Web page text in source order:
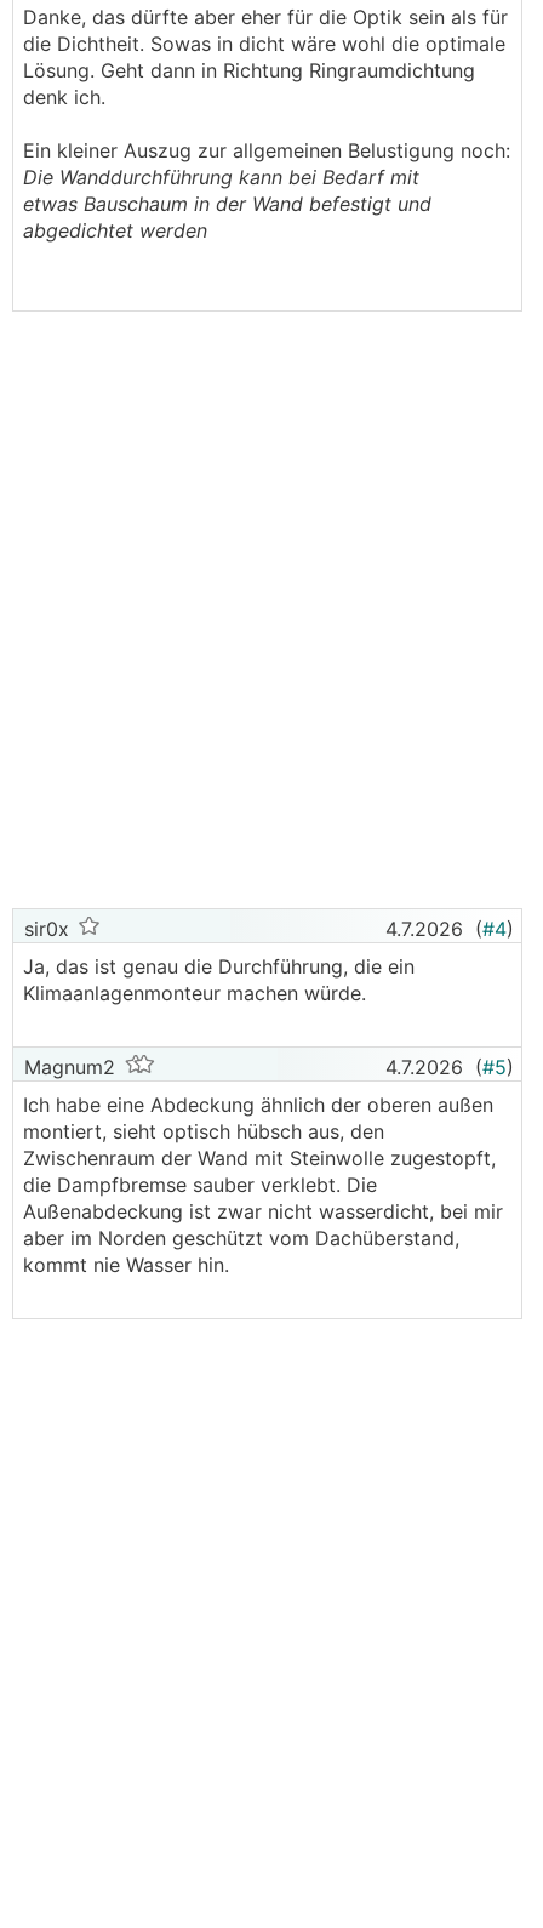
https://www.remko.de/index.php?eID=dumpFile&
t=f&f=726993&token=bc1bf5e1fa47d1cfdb54e29
d7aa7edb50c15f7a6
Danke, das dürfte aber eher für die Optik sein als für
die Dichtheit. Sowas in dicht wäre wohl die optimale
Lösung. Geht dann in Richtung Ringraumdichtung
denk ich.
Ein kleiner Auszug zur allgemeinen Belustigung noch:
Die Wanddurchführung kann bei Bedarf mit
etwas Bauschaum in der Wand befestigt und
abgedichtet werden
sir0x 4.7.2026 (#4)
Ja, das ist genau die Durchführung, die ein
Klimaanlagenmonteur machen würde.
Magnum2 4.7.2026 (#5)
Ich habe eine Abdeckung ähnlich der oberen außen
montiert, sieht optisch hübsch aus, den
Zwischenraum der Wand mit Steinwolle zugestopft,
die Dampfbremse sauber verklebt. Die
Außenabdeckung ist zwar nicht wasserdicht, bei mir
aber im Norden geschützt vom Dachüberstand,
kommt nie Wasser hin.